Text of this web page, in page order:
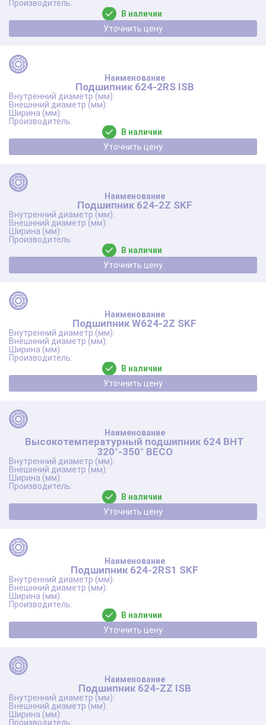
В наличии
Уточнить цену
Подшипник 624-2RS ISB
В наличии
Уточнить цену
Подшипник 624-2Z SKF
В наличии
Уточнить цену
Подшипник W624-2Z SKF
В наличии
Уточнить цену
Высокотемпературный подшипник 624 BHT
320°-350° BECO
В наличии
Уточнить цену
Подшипник 624-2RS1 SKF
В наличии
Уточнить цену
Подшипник 624-ZZ ISB